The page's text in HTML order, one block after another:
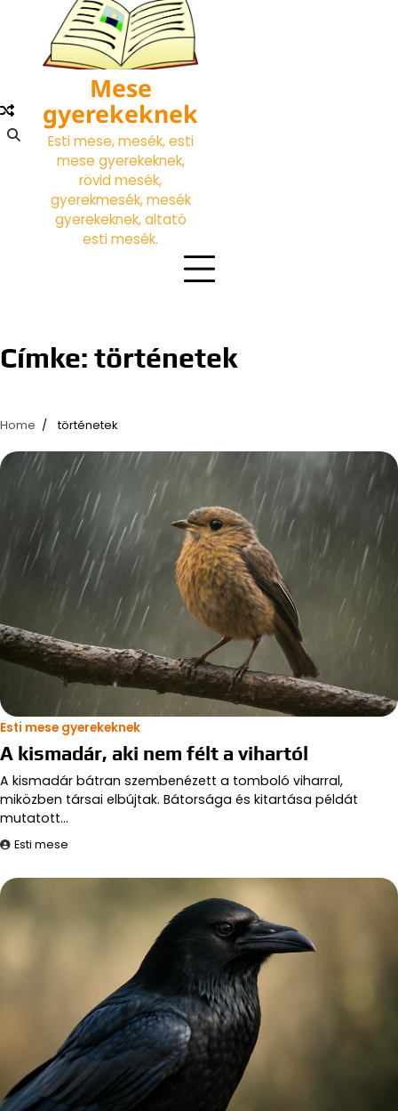
content
Mese
gyerekeknek
Esti mese, mesék, esti
mese gyerekeknek,
rövid mesék,
gyerekmesék, mesék
gyerekeknek, altató
esti mesék.
Címke: történetek
Home történetek
Esti mese gyerekeknek
A kismadár, aki nem félt a vihartól
A kismadár bátran szembenézett a tomboló viharral,
miközben társai elbújtak. Bátorsága és kitartása példát
mutatott…
Esti mese